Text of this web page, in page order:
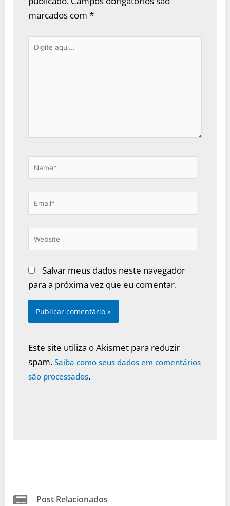
marcados com *
Digite
Name*
Email*
Website
Salvar meus dados neste navegador
para a próxima vez que eu comentar.
Este site utiliza o Akismet para reduzir
spam. Saiba como seus dados em comentários
são processados.
Post Relacionados